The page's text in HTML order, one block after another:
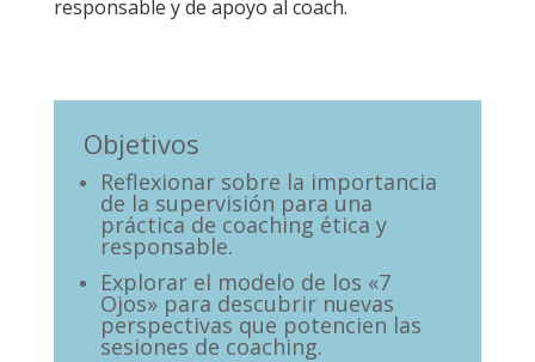
responsable y de apoyo al coach.
Objetivos
Reflexionar sobre la importancia
de la supervisión para una
práctica de coaching ética y
responsable.
Explorar el modelo de los «7
Ojos» para descubrir nuevas
perspectivas que potencien las
sesiones de coaching.